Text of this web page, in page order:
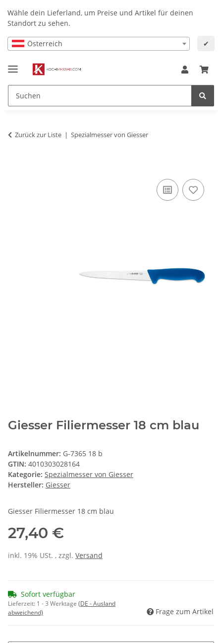
Wähle dein Lieferland, um Preise und Artikel für deinen
Standort zu sehen.
Österreich ✔
Zurück zur Liste Spezialmesser von Giesser
Giesser Filiermesser 18 cm blau
Artikelnummer: G-7365 18 b
GTIN: 4010303028164
Kategorie: Spezialmesser von Giesser
Hersteller: Giesser
Giesser Filiermesser 18 cm blau
27,40 €
inkl. 19% USt. , zzgl. Versand
Sofort verfügbar
Lieferzeit: 1 - 3 Werktage (DE - Ausland
abweichend)
Frage zum Artikel